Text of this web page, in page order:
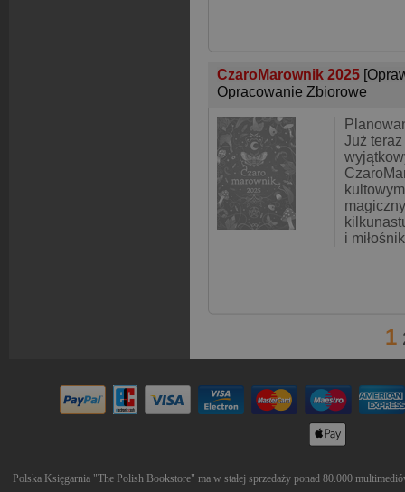
CzaroMarownik 2025
Opracowanie Zbiorowe
Już
i
1
Polska Księgarnia "The Polish Bookstore" ma w stałej sprzedaży ponad 80.000